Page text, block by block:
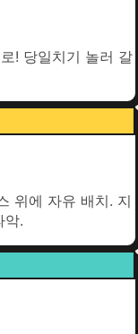
! 당일치기 놀러 갈
위에 자유 배치. 지
악.